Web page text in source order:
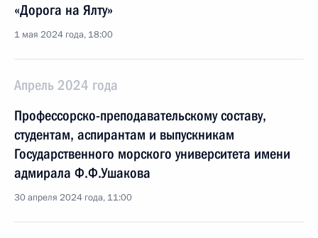
«Дорога на Ялту»
1 мая 2024 года, 18:00
Апрель 2024 года
Профессорско-преподавательскому составу,
студентам, аспирантам и выпускникам
Государственного морского университета имени
адмирала Ф.Ф.Ушакова
30 апреля 2024 года, 11:00